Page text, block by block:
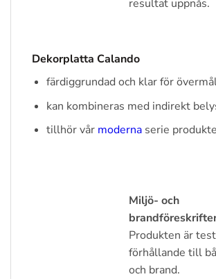
resultat uppnås.
Dekorplatta Calando
färdiggrundad och klar för
kan kombineras med indirekt
tillhör vår modernaserie
Miljö- och
Produkten är
förhållande till
och brand.